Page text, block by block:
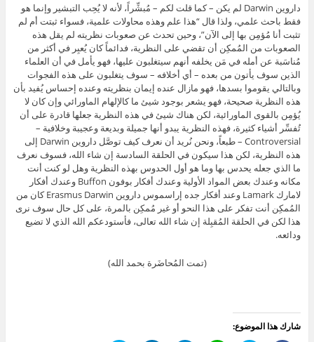
داروين Darwin لم يكن – كما قلت لكم – مُبشِّراً، لأنه لا يُحِب التبشير وإنما هو
فقط باحث علمي، ولذا قال “هذا علم وهذه محاولات علمية، فسواء ثبتت أم لم
تثبت أنا مُؤمِن بها إلى الآن”، وحين تحدث عن صعوبات نظريته لم يقل هذه
الصعوبات من المُمكِن أن تقضي على النظرية، فدائماً كان يُعبِر في أكثر من
مُناسَبة عن أمله في مَن يخلفه أنهم سيتغلبون عليها، فهو يأمل في أن العلماء
الذين سوف يأتون من بعده – أي أخلافه – سوف يتغلبون على هذه الفجوات
وبالتالي يقوموا بسدها، فهو مازال عنده إيمان بنظريته وعنده إحساس يُفيد بأن
هذه النظرية صحيحة، فهو يشعر بوجود شيئ ما كالإلهام الماورائي وإن كان لا
يُؤمِن بالقوى الماورائية، لكن هناك شيئ في هذه النظرية جعلها قادرة على أن
تُفسِّر أشياء كثيرة، فهذه النظرية يبدو أنها جميلة وبديعة وعجيبة وخلافية –
Controversial – طبعاً، ونحن نُريد أن نعرف كيف توصَّل داروين Darwin إلى
هذه النظرية، لكن هذا سيكون في الحلقة السادسة إن شاء الله، فسوف نعرف
ما الذي جعله يحدس بها وما هو أول الحدوس بهذه النظرية وهل لو كنت أنت
مكانه وعندك بعض المواد الأولية وعندك أفكار بوفون Buffon وعندك أفكار
لامارك Lamark وعند أفكار جده إراسموس داروين Erasmus Darwin كان من
المُمكِن أنت تفكر على هذا النحو أو غير مُمكِن بالمرة، على كل حال سوف نرى
هذا لكن في الحلقة المُقبِلة إن شاء الله تعالى، فأستودعكم الله الذي لا تضيع
ودائعه.
(تمت المُحاضَرة بحمد الله)
شارك هذا الموضوع: